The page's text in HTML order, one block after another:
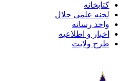
کتابخانه
لجنه علمی حلال
واحد رسانه
اخبار و اطلاعیه
طرح ولایت